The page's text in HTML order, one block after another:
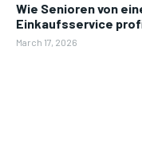
Wie Senioren von
Einkaufsservice
March 17, 2026